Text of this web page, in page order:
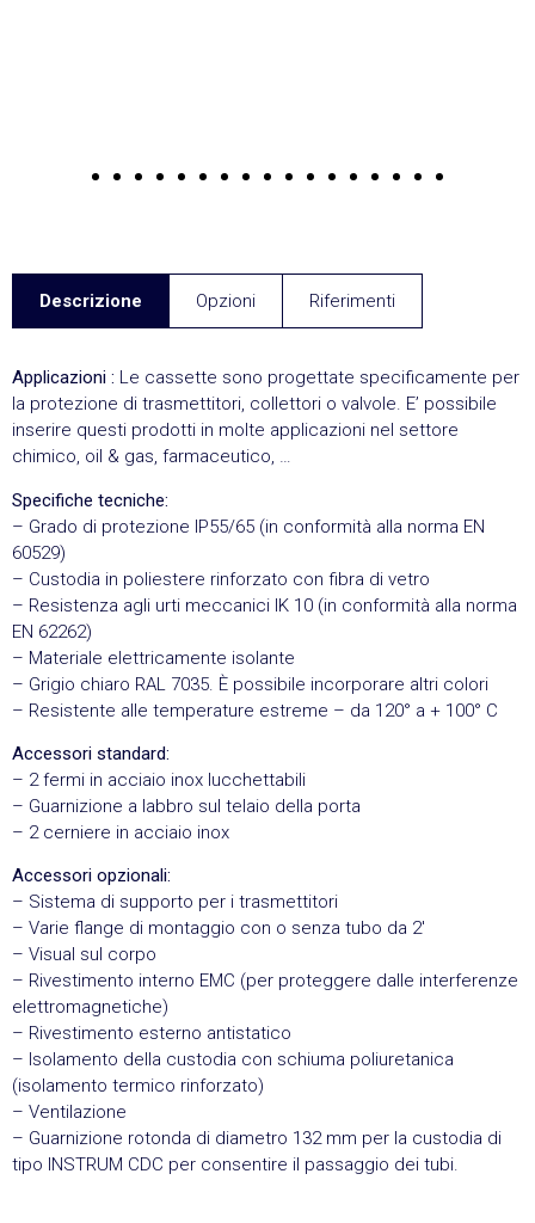
Descrizione Opzioni Riferimenti
Applicazioni : Le cassette sono progettate specificamente per
la protezione di trasmettitori, collettori o valvole. E’ possibile
inserire questi prodotti in molte applicazioni nel settore
chimico, oil & gas, farmaceutico, …
Specifiche tecniche:
– Grado di protezione IP55/65 (in conformità alla norma EN
60529)
– Custodia in poliestere rinforzato con fibra di vetro
– Resistenza agli urti meccanici IK 10 (in conformità alla norma
EN 62262)
– Materiale elettricamente isolante
– Grigio chiaro RAL 7035. È possibile incorporare altri colori
– Resistente alle temperature estreme – da 120° a + 100° C
Accessori standard:
– 2 fermi in acciaio inox lucchettabili
– Guarnizione a labbro sul telaio della porta
– 2 cerniere in acciaio inox
Accessori opzionali:
– Sistema di supporto per i trasmettitori
– Varie flange di montaggio con o senza tubo da 2′
– Visual sul corpo
– Rivestimento interno EMC (per proteggere dalle interferenze
elettromagnetiche)
– Rivestimento esterno antistatico
– Isolamento della custodia con schiuma poliuretanica
(isolamento termico rinforzato)
– Ventilazione
– Guarnizione rotonda di diametro 132 mm per la custodia di
tipo INSTRUM CDC per consentire il passaggio dei tubi.